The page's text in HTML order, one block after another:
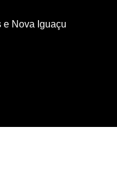
e Nova Iguaçu